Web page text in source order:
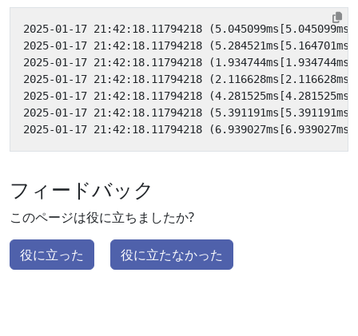
フィードバック
このページは役に立ちましたか?
役に立った 役に立たなかった